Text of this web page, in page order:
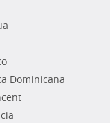
Dominicana